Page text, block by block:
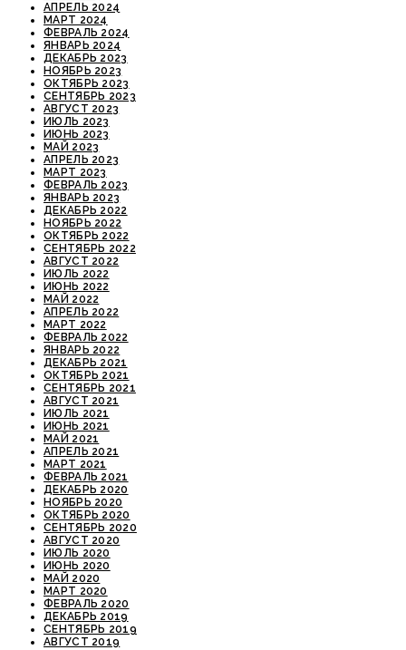
АПРЕЛЬ 2024
МАРТ 2024
ФЕВРАЛЬ 2024
ЯНВАРЬ 2024
ДЕКАБРЬ 2023
НОЯБРЬ 2023
ОКТЯБРЬ 2023
СЕНТЯБРЬ 2023
АВГУСТ 2023
ИЮЛЬ 2023
ИЮНЬ 2023
МАЙ 2023
АПРЕЛЬ 2023
МАРТ 2023
ФЕВРАЛЬ 2023
ЯНВАРЬ 2023
ДЕКАБРЬ 2022
НОЯБРЬ 2022
ОКТЯБРЬ 2022
СЕНТЯБРЬ 2022
АВГУСТ 2022
ИЮЛЬ 2022
ИЮНЬ 2022
МАЙ 2022
АПРЕЛЬ 2022
МАРТ 2022
ФЕВРАЛЬ 2022
ЯНВАРЬ 2022
ДЕКАБРЬ 2021
ОКТЯБРЬ 2021
СЕНТЯБРЬ 2021
АВГУСТ 2021
ИЮЛЬ 2021
ИЮНЬ 2021
МАЙ 2021
АПРЕЛЬ 2021
МАРТ 2021
ФЕВРАЛЬ 2021
ДЕКАБРЬ 2020
НОЯБРЬ 2020
ОКТЯБРЬ 2020
СЕНТЯБРЬ 2020
АВГУСТ 2020
ИЮЛЬ 2020
ИЮНЬ 2020
МАЙ 2020
МАРТ 2020
ФЕВРАЛЬ 2020
ДЕКАБРЬ 2019
СЕНТЯБРЬ 2019
АВГУСТ 2019